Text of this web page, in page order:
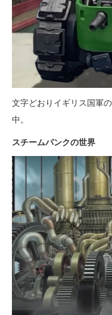
文字どおりイギリス国軍
中。
スチームパンクの世界